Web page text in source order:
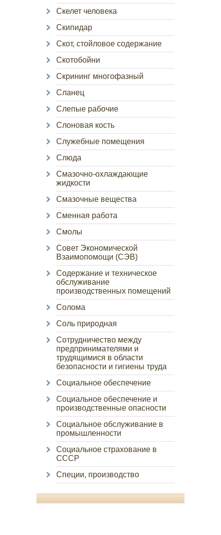
Скелет человека
Скипидар
Скот, стойловое содержание
Скотобойни
Скрининг многофазный
Сланец
Слепые рабочие
Слоновая кость
Служебные помещения
Слюда
Смазочно-охлаждающие
жидкости
Смазочные вещества
Сменная работа
Смолы
Совет Экономической
Взаимопомощи (СЭВ)
Содержание и техническое
обслуживание
производственных помещений
Солома
Соль природная
Сотрудничество между
предпринимателями и
трудящимися в области
безопасности и гигиены труда
Социальное обеспечение
Социальное обеспечение и
производственные опасности
Социальное обслуживание в
промышленности
Социальное страхование в
СССР
Специи, производство